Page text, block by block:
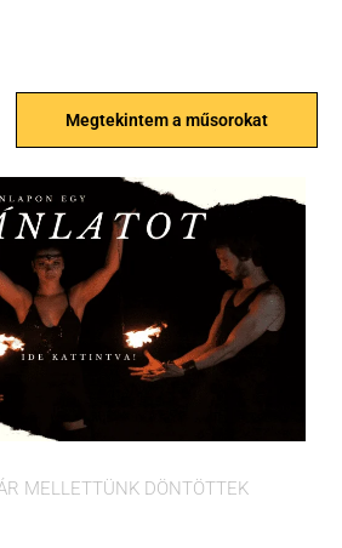
Megtekintem a műsorokat
MELLETTÜNK DÖNTÖTTEK